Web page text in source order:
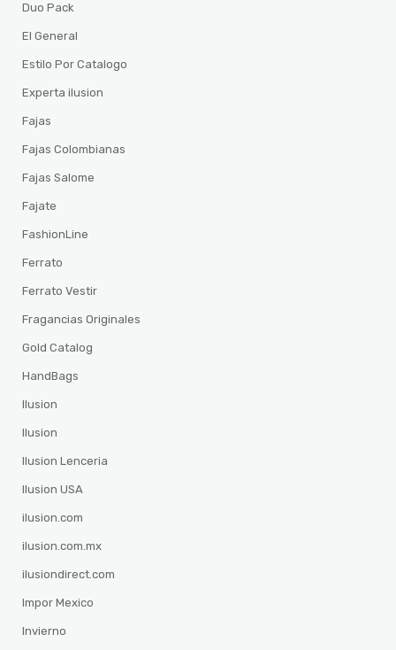
Duo Pack
El General
Estilo Por Catalogo
Experta ilusion
Fajas
Fajas Colombianas
Fajas Salome
Fajate
FashionLine
Ferrato
Ferrato Vestir
Fragancias Originales
Gold Catalog
HandBags
Ilusion
Ilusion
Ilusion Lenceria
Ilusion USA
ilusion.com
ilusion.com.mx
ilusiondirect.com
Impor Mexico
Invierno